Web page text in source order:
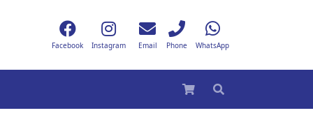
Facebook Instagram Email Phone WhatsApp